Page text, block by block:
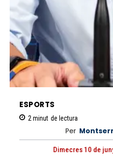
ESPORTS
2 minut de lectura
Per
Dimecres 10 de